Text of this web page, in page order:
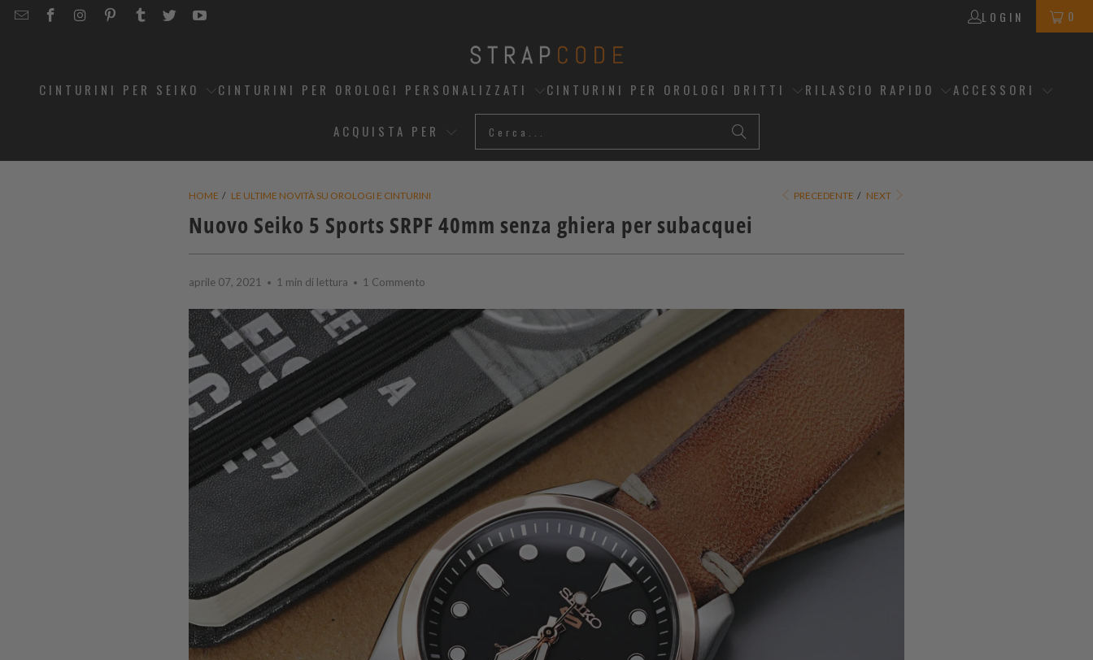
EMAILSTRAPCODE
STRAPCODE
STRAPCODE
STRAPCODE
STRAPCODE
STRAPCODE
LOGIN 0
CINTURINI PER SEIKO CINTURINI PER OROLOGI PERSONALIZZATI CINTURINI PER OROLOGI DRITTI RILASCIO RAPIDO ACCESSORI
ACQUISTA PER
HOME / LE ULTIME NOVITÀ SU OROLOGI E CINTURINI PRECEDENTE / NEXT
Nuovo Seiko 5 Sports SRPF 40mm senza ghiera per subacquei
aprile 07, 2021 1 min di lettura 1 Commento